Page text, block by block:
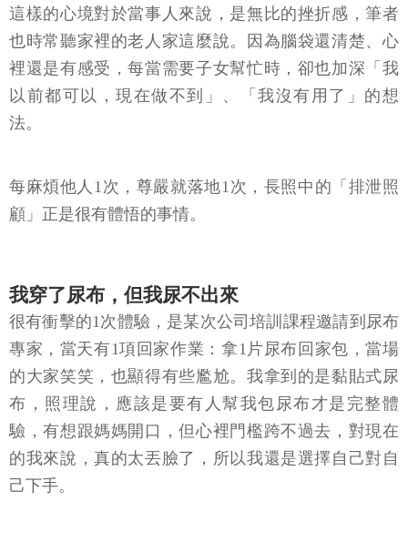
這樣的心境對於當事人來說，是無比的挫折感，筆者
也時常聽家裡的老人家這麼說。因為腦袋還清楚、心
裡還是有感受，每當需要子女幫忙時，卻也加深「我
以前都可以，現在做不到」、「我沒有用了」的想
法。
每麻煩他人1次，尊嚴就落地1次，長照中的「排泄照
顧」正是很有體悟的事情。
我穿了尿布，但我尿不出來
很有衝擊的1次體驗，是某次公司培訓課程邀請到尿布
專家，當天有1項回家作業：拿1片尿布回家包，當場
的大家笑笑，也顯得有些尷尬。我拿到的是黏貼式尿
布，照理說，應該是要有人幫我包尿布才是完整體
驗，有想跟媽媽開口，但心裡門檻跨不過去，對現在
的我來說，真的太丟臉了，所以我還是選擇自己對自
己下手。